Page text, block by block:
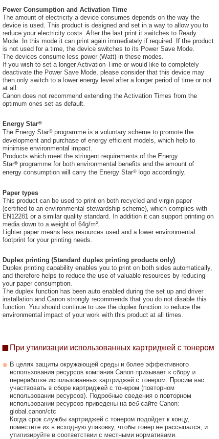
Power Consumption and Activation Time
The amount of electricity a device consumes depends on the way the
device is used. This product is designed and set in a way to allow you to
reduce your electricity costs. After the last print it switches to Ready
Mode. In this mode it can print again immediately if required. If the product
is not used for a time, the device switches to its Power Save Mode.
The devices consume less power (Watt) in these modes.
If you wish to set a longer Activation Time or would like to completely
deactivate the Power Save Mode, please consider that this device may
then only switch to a lower energy level after a longer period of time or not
at all.
Canon does not recommend extending the Activation Times from the
optimum ones set as default.
Energy Star®
The Energy Star®programme is a voluntary scheme to promote the
development and purchase of energy efficient models, which help to
minimise environmental impact.
Products which meet the stringent requirements of the Energy
Star®programme for both environmental benefits and the amount of
energy consumption will carry the Energy Star®logo accordingly.
Paper types
This product can be used to print on both recycled and virgin paper
(certified to an environmental stewardship scheme), which complies with
EN12281 or a similar quality standard. In addition it can support printing on
media down to a weight of 64g/m².
Lighter paper means less resources used and a lower environmental
footprint for your printing needs.
Duplex printing (Standard duplex printing products only)
Duplex printing capability enables you to print on both sides automatically,
and therefore helps to reduce the use of valuable resources by reducing
your paper consumption.
The duplex function has been auto enabled during the set up and driver
installation and Canon strongly recommends that you do not disable this
function. You should continue to use the duplex function to reduce the
environmental impact of your work with this product at all times.
При утилизации использованных картриджей с тонером
В целях защиты окружающей среды и более эффективного
использования ресурсов компания Canon призывает к сбору и
переработке использованных картриджей с тонером. Просим вас
участвовать в сборе картриджей с тонером (повторном
использовании ресурсов). Подробные сведения о повторном
использовании ресурсов приведены на веб-сайте Canon:
global.canon/ctc
Когда срок службы картриджей с тонером подойдет к концу,
поместите их в исходную упаковку, чтобы тонер не рассыпался, и
утилизируйте в соответствии с местными нормативами.